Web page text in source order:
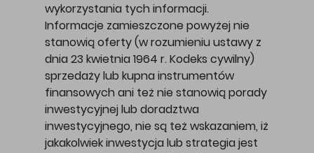
wykorzystania tych informacji.
Informacje zamieszczone powyżej nie
stanowią oferty (w rozumieniu ustawy z
dnia 23 kwietnia 1964 r. Kodeks cywilny)
sprzedaży lub kupna instrumentów
finansowych ani też nie stanowią porady
inwestycyjnej lub doradztwa
inwestycyjnego, nie są też wskazaniem, iż
jakakolwiek inwestycja lub strategia jest